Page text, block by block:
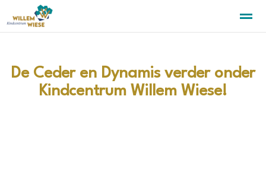
Zoeken Nieuws Agenda
De Ceder en Dynamis verder onder
Kindcentrum Willem Wiese!